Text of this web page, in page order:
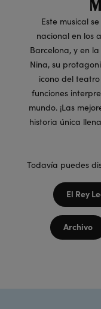
Este musical
nacional en los
Barcelona, y en
Nina, su
icono del
funciones
mundo. ¡Las
historia única
Todavía puedes
El Rey
Archivo